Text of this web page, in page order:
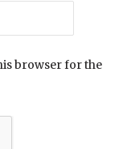
browser for the